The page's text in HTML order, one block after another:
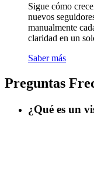
Sigue cómo
nuevos
manualmente
claridad en un
Saber más
Preguntas
¿Qué es un